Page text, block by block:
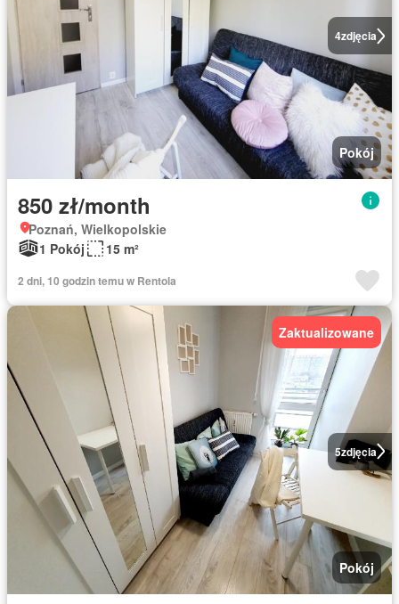
4zdjęcia
Pokój
850 zł/month
Poznań, Wielkopolskie
1 Pokój
15 m²
2 dni, 10 godzin temu w Rentola
5zdjęcia
Zaktualizowane
Pokój